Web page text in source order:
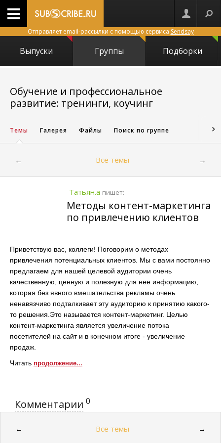
Отправляет email-рассылки с помощью сервиса Sendsay
Выпуски Группы Подборки
Обучение и профессиональное
развитие: тренинги, коучинг
Темы Галерея Файлы Поиск по группе
← Все темы →
Татьян.а пишет:
Методы контент-маркетинга
по привлечению клиентов
Приветствую вас, коллеги! Поговорим о методах
привлечения потенциальных клиентов. Мы с вами постоянно
предлагаем для нашей целевой аудитории очень
качественную, ценную и полезную для нее информацию,
которая без явного вмешательства рекламы очень
ненавязчиво подталкивает эту аудиторию к принятию какого-
то решения.Это называется контент-маркетинг. Целью
контент-маркетинга является увеличение потока
посетителей на сайт и в конечном итоге - увеличение
продаж.
Читать продолжение...
Комментарии 0
← Все темы →